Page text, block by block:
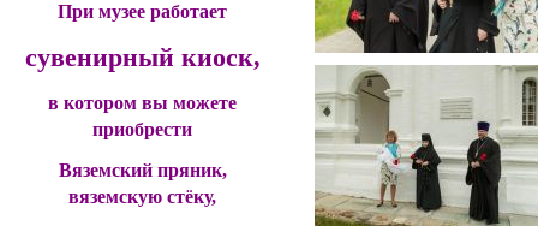
При музее работает
сувенирный киоск,
в котором вы можете
приобрести
Вяземский пряник,
вяземскую стёку,